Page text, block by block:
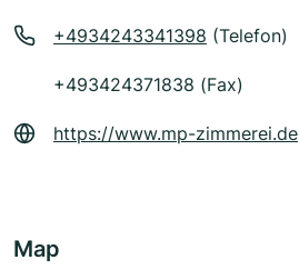
+4934243341398 (Telefon)
+493424371838 (Fax)
https://www.mp-zimmerei.de
Map